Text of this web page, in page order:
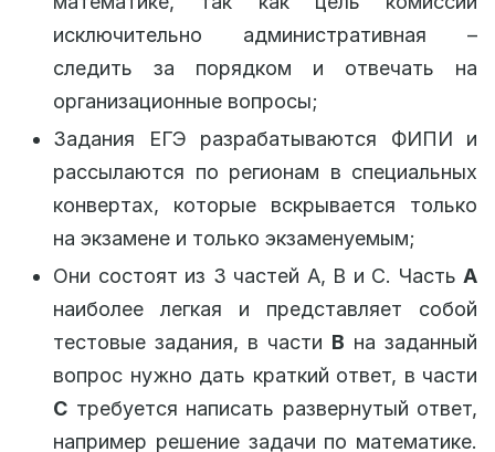
исключительно административная –
следить за порядком и отвечать на
организационные вопросы;
Задания ЕГЭ разрабатываются ФИПИ и
рассылаются по регионам в специальных
конвертах, которые вскрывается только
на экзамене и только экзаменуемым;
Они состоят из 3 частей A, B и C. Часть А
наиболее легкая и представляет собой
тестовые задания, в части В на заданный
вопрос нужно дать краткий ответ, в части
С требуется написать развернутый ответ,
например решение задачи по математике.